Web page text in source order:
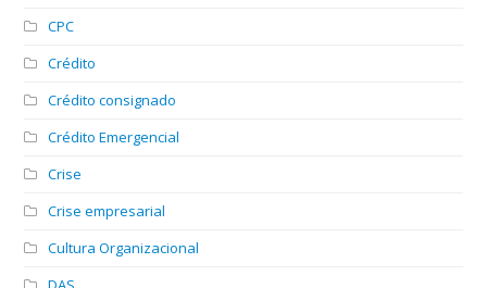
CPC
Crédito
Crédito consignado
Crédito Emergencial
Crise
Crise empresarial
Cultura Organizacional